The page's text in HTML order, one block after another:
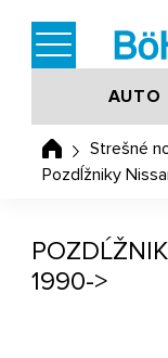
AUTO
Strešné
Pozdĺžniky
1990->